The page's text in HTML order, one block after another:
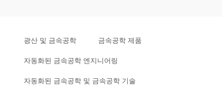
광산 및 금속공학 금속공학 제품
자동화된 금속공학 엔지니어링
자동화된 금속공학 및 금속공학 기술